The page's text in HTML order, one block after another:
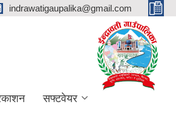
indrawatigaupalika@gmail.com
सफ्टवेयर